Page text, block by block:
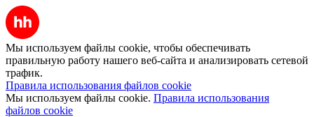
Мы используем файлы cookie, чтобы обеспечивать
правильную работу нашего веб-сайта и анализировать сетевой
трафик.
Правила использования файлов cookie
Мы используем файлы cookie. Правила использования
файлов cookie